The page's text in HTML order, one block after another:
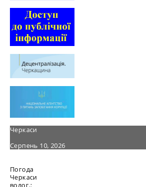
Черкаси
Серпень 10, 2026
Погода
Черкаси
волог.: